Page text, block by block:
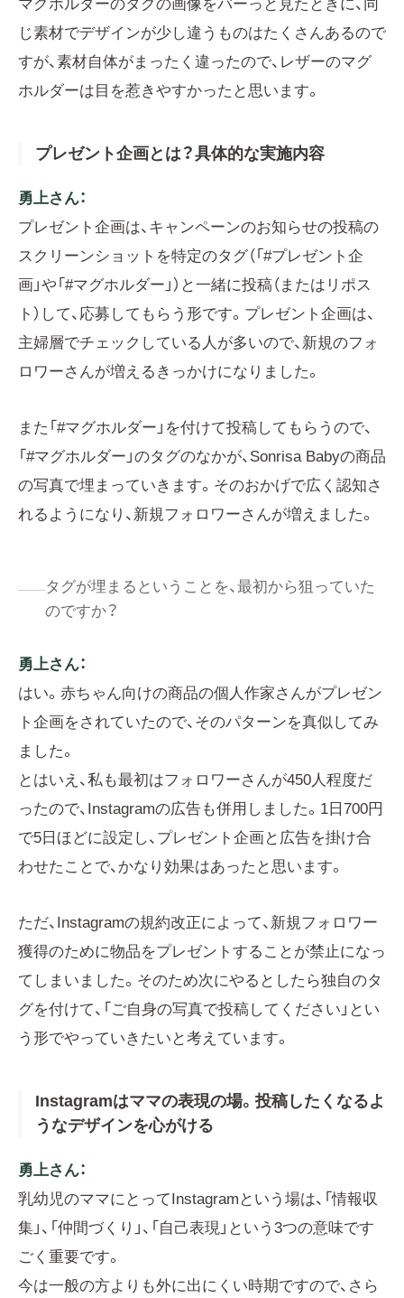
マグホルダーのタグの画像をバーっと見たときに、同
じ素材でデザインが少し違うものはたくさんあるので
すが、素材自体がまったく違ったので、レザーのマグ
ホルダーは目を惹きやすかったと思います。
プレゼント企画とは？具体的な実施内容
勇上さん：
プレゼント企画は、キャンペーンのお知らせの投稿の
スクリーンショットを特定のタグ（「#プレゼント企
画」や「#マグホルダー」）と一緒に投稿（またはリポス
ト）して、応募してもらう形です。プレゼント企画は、
主婦層でチェックしている人が多いので、新規のフォ
ロワーさんが増えるきっかけになりました。
また「#マグホルダー」を付けて投稿してもらうので、
「#マグホルダー」のタグのなかが、Sonrisa Babyの商品
の写真で埋まっていきます。そのおかげで広く認知さ
れるようになり、新規フォロワーさんが増えました。
タグが埋まるということを、最初から狙っていた
のですか？
勇上さん：
はい。赤ちゃん向けの商品の個人作家さんがプレゼン
ト企画をされていたので、そのパターンを真似してみ
ました。
とはいえ、私も最初はフォロワーさんが450人程度だ
ったので、Instagramの広告も併用しました。1日700円
で5日ほどに設定し、プレゼント企画と広告を掛け合
わせたことで、かなり効果はあったと思います。
ただ、Instagramの規約改正によって、新規フォロワー
獲得のために物品をプレゼントすることが禁止になっ
てしまいました。そのため次にやるとしたら独自のタ
グを付けて、「ご自身の写真で投稿してください」とい
う形でやっていきたいと考えています。
Instagramはママの表現の場。投稿したくなるよ
うなデザインを心がける
勇上さん：
乳幼児のママにとってInstagramという場は、「情報収
集」、「仲間づくり」、「自己表現」という3つの意味です
ごく重要です。
今は一般の方よりも外に出にくい時期ですので、さら